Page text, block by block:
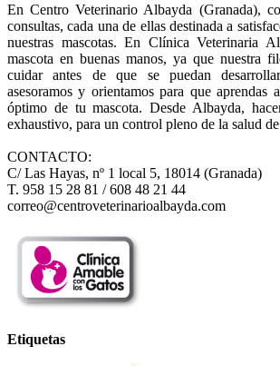
En Centro Veterinario Albayda (Granada),
consultas, cada una de ellas destinada a
nuestras mascotas. En Clínica Veterinaria
mascota en buenas manos, ya que nuestra
cuidar antes de que se puedan
asesoramos y orientamos para que aprendas
óptimo de tu mascota. Desde Albayda,
exhaustivo, para un control pleno de la salud
CONTACTO:
C/ Las Hayas, nº 1 local 5, 18014 (Granada)
T. 958 15 28 81 / 608 48 21 44
correo@centroveterinarioalbayda.com
Etiquetas